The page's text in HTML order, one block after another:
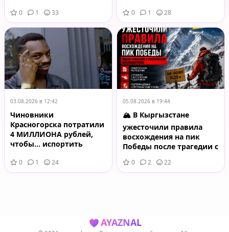
0 1 33
услуг
0 1 28
03.08.2026 в 12:42
Чиновники
Красногорска потратили
4 МИЛЛИОНА рублей,
чтобы… испортить
городов
0 1 24
05.08.2026 в 19:44
🏔️ В Кыргызстане
ужесточили правила
восхождения на пик
Победы после трагедии с
альпинисткой
0 2 22
AYAZNAL